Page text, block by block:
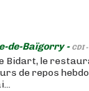
de-Baïgorry - CDI -
Bidart, le
de repos